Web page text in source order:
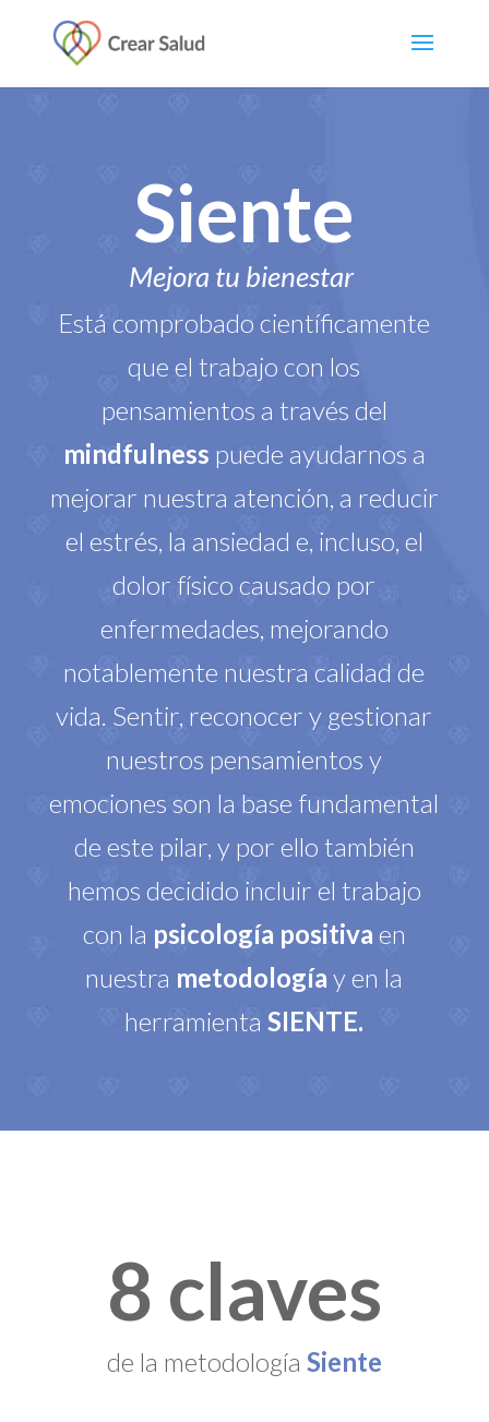
Siente
Mejora tu bienestar
Está comprobado científicamente
que el trabajo con los
pensamientos a través del
mindfulness puede ayudarnos a
mejorar nuestra atención, a reducir
el estrés, la ansiedad e, incluso, el
dolor físico causado por
enfermedades, mejorando
notablemente nuestra calidad de
vida. Sentir, reconocer y gestionar
nuestros pensamientos y
emociones son la base fundamental
de este pilar, y por ello también
hemos decidido incluir el trabajo
con la psicología positiva en
nuestra metodología y en la
herramientaSIENTE.
8 claves
de la metodología Siente